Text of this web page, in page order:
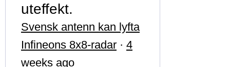
uteffekt.
Svensk antenn kan lyfta
Infineons 8x8-radar · 4
weeks ago